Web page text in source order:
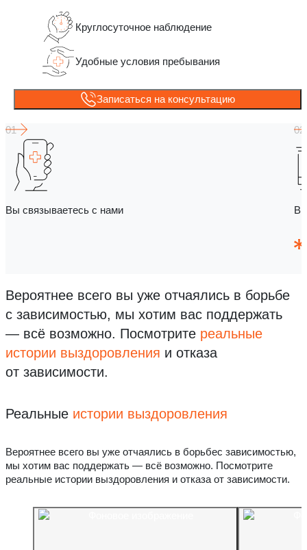
Круглосуточное наблюдение
Удобные условия пребывания
Записаться на консультацию
Вы связываетесь с нами
Вероятнее всего вы уже отчаялись в борьбе
с зависимостью, мы хотим вас поддержать
— всё возможно. Посмотрите реальные
истории выздоровления и отказа
от зависимости.
Реальные истории выздоровления
Вероятнее всего вы уже отчаялись в борьбес зависимостью,
мы хотим вас поддержать — всё возможно. Посмотрите
реальные истории выздоровления и отказа от зависимости.